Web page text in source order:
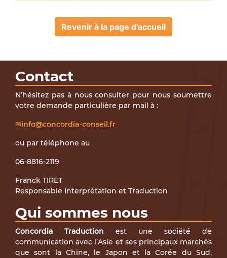
Revenir à la page d'accueil
Contact
N’hésitez pas à nous consulter pour nous soumettre
votre demande particulière par mail à :
info@concordia-conseil.fr
ou par téléphone au
06-8816-2119
Franck TIRET
Responsable Interprétation et Traduction
Qui sommes nous
Concordia Traduction est une société de
communication avec l’Asie et ses principaux marchés
que sont la Chine, le Japon et la Corée du Sud,